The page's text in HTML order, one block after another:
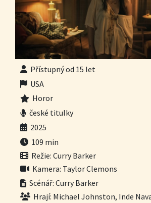
Přístupný od 15 let
USA
Horor
české titulky
2025
109 min
Režie: Curry Barker
Kamera: Taylor Clemons
Scénář: Curry Barker
Hrají: Michael Johnston, Inde